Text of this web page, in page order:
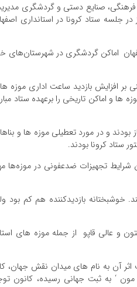
فرهنگی، صنایع دستی و گردشگری
جلسه ستاد کرونا در استانداری
اماکن گردشگری در شهرستان‌های
مبنی بر افزایش بازدید ساعت اداری موزه
و اماکن تاریخی را برعهده ستاد
بودند و در مورد تعطیلی موزه ها و
ستاد کرونا بودند.
شرایط تجهیزات ضدعفونی در موزه‌ها
خوشبختانه بازدیدکننده هم کم بود
و عالی قاپو از جمله موزه های
و ۸۵۰ مورد آن به ثبت ملی و هفت اثر آن به نام های میدان نقش
‘ به ثبت جهانی رسیده، کانون